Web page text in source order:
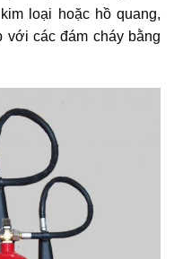
loại hoặc hồ quang,
các đám cháy bằng